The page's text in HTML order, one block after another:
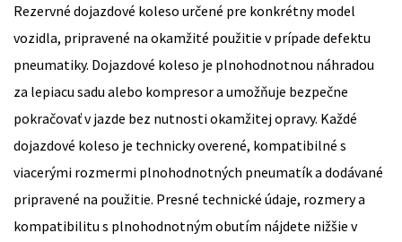
Rezervné dojazdové koleso určené pre konkrétny model
vozidla, pripravené na okamžité použitie v prípade defektu
pneumatiky. Dojazdové koleso je plnohodnotnou náhradou
za lepiacu sadu alebo kompresor a umožňuje bezpečne
pokračovať v jazde bez nutnosti okamžitej opravy. Každé
dojazdové koleso je technicky overené, kompatibilné s
viacerými rozmermi plnohodnotných pneumatík a dodávané
pripravené na použitie. Presné technické údaje, rozmery a
kompatibilitu s plnohodnotným obutím nájdete nižšie v